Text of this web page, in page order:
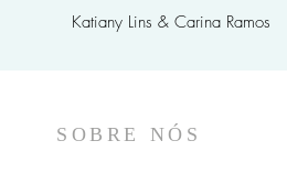
Katiany Lins & Carina Ramos
SOBRE NÓS